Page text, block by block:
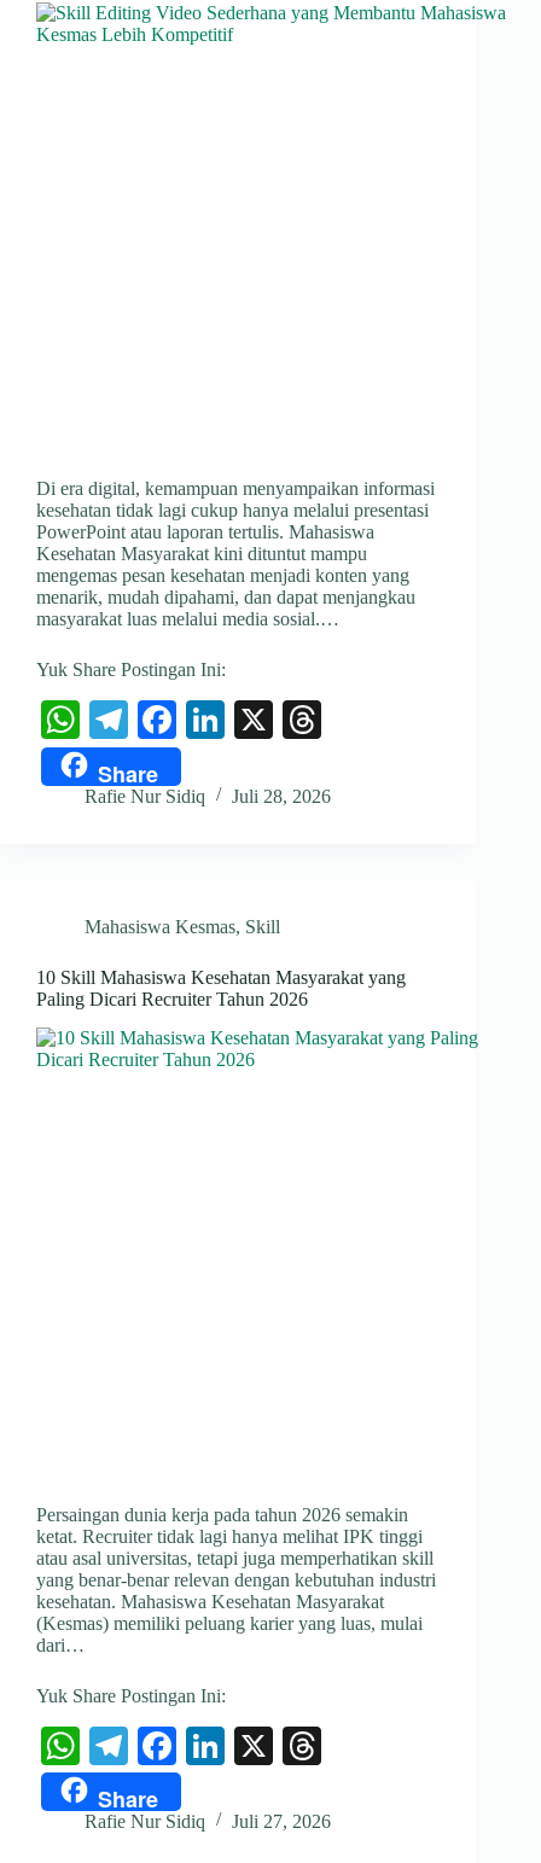
Di era digital, kemampuan menyampaikan informasi
kesehatan tidak lagi cukup hanya melalui presentasi
PowerPoint atau laporan tertulis. Mahasiswa
Kesehatan Masyarakat kini dituntut mampu
mengemas pesan kesehatan menjadi konten yang
menarik, mudah dipahami, dan dapat menjangkau
masyarakat luas melalui media sosial.…
Yuk Share Postingan Ini:
W
ha
ts
Te
le
gr
Fa
ce
bo
Li
ed
X
ea
Share
Rafie Nur Sidiq Juli 28, 2026
Mahasiswa Kesmas, Skill
10 Skill Mahasiswa Kesehatan Masyarakat yang
Paling Dicari Recruiter Tahun 2026
Persaingan dunia kerja pada tahun 2026 semakin
ketat. Recruiter tidak lagi hanya melihat IPK tinggi
atau asal universitas, tetapi juga memperhatikan skill
yang benar-benar relevan dengan kebutuhan industri
kesehatan. Mahasiswa Kesehatan Masyarakat
(Kesmas) memiliki peluang karier yang luas, mulai
dari…
Yuk Share Postingan Ini:
W
ha
ts
Te
le
gr
Fa
ce
bo
Li
ed
X
ea
Share
Rafie Nur Sidiq Juli 27, 2026